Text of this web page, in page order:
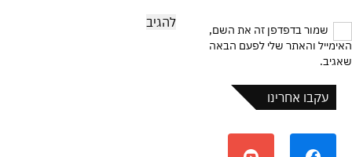
שמור בדפדפן זה את השם,
האימייל והאתר שלי לפעם הבאה
שאגיב.
עקבו אחרינו